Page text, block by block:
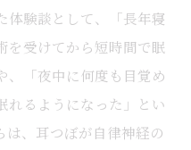
体験談として、「長年寝
を受けてから短時間で眠
、「夜中に何度も目覚め
れるようになった」とい
は、耳つぼが自律神経の